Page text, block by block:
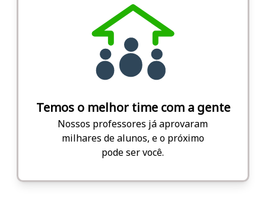
Temos o melhor time com a gente
Nossos professores já aprovaram
milhares de alunos, e o próximo
pode ser você.